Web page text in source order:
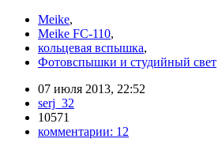
Meike,
Meike FC-110,
кольцевая вспышка,
Фотовспышки и студийный свет
07 июля 2013, 22:52
serj_32
10571
комментарии: 12